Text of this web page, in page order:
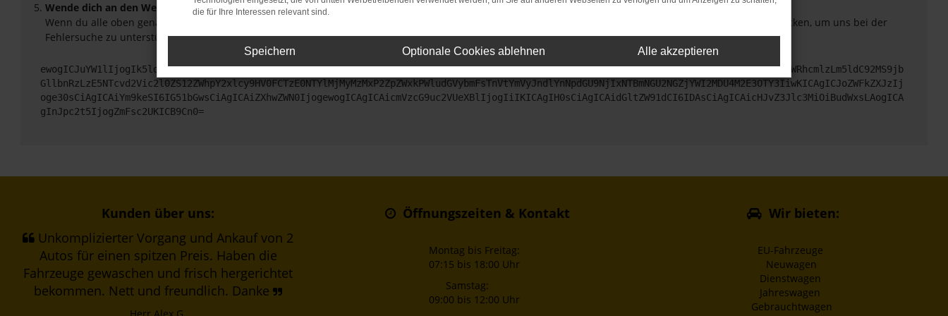
Wende dich an den Webseitenbetreiber.
Wenn du alle oben genannten Schritte versucht hast, kontaktiere uns bitte. Wir werden versuchen, das Problem zu beheben. Du kannst uns diesen Text schicken, um uns bei der
Fehlersuche zu unterstützen:
ewogICJuYW1lIjogIk5ldHdvcmtFcnJvciIsCiAgImNvbmZpZyI6IHsKICAgICJtZXRob2QiOiAiR0VUIiwKICAgICJ1cmwiOiAiaHR0cHM6Ly9hcGkueC5ha3MtcHJvZC5hdWRhcmlzLm5ldC92MS9jb
GllbnRzLzE5NTcvd2Vic2l0ZS12ZWhpY2xlcy9HV0FCTzE0NTYlMjMyMzMxP2ZpZWxkPWludGVybmFsTnVtYmVyJndlYnNpdGU9NjIxNTBmNGU2NGZjYWI2MDU4M2E3OTY3IiwKICAgICJoZWFkZXJzIj
oge30sCiAgICAiYm9keSI6IG51bGwsCiAgICAiZXhwZWN0IjogewogICAgICAicmVzcG9uc2VUeXBlIjogIiIKICAgIH0sCiAgICAidGltZW91dCI6IDAsCiAgICAicHJvZ3Jlc3MiOiBudWxsLAogICA
gInJpc2t5IjogZmFsc2UKICB9Cn0=
Kunden über uns:
Unkomplizierter Vorgang und Ankauf von 2
Autos für einen spitzen Preis. Haben die
Fahrzeuge gewaschen und frisch hergerichtet
bekommen. Nett und freundlich. Danke
Öffnungszeiten & Kontakt
Montag bis Freitag:
07:15 bis 18:00 Uhr
Samstag:
09:00 bis 12:00 Uhr
Wir bieten:
EU-Fahrzeuge
Neuwagen
Dienstwagen
Jahreswagen
Gebrauchtwagen
die für Ihre Interessen relevant sind.
Speichern Optionale Cookies ablehnen Alle akzeptieren